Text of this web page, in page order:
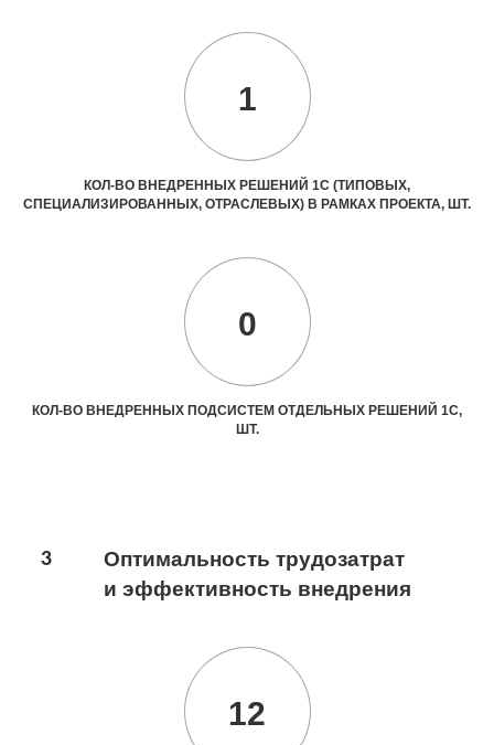
1
КОЛ-ВО ВНЕДРЕННЫХ РЕШЕНИЙ 1С (ТИПОВЫХ,
СПЕЦИАЛИЗИРОВАННЫХ, ОТРАСЛЕВЫХ) В РАМКАХ ПРОЕКТА, ШТ.
0
КОЛ-ВО ВНЕДРЕННЫХ ПОДСИСТЕМ ОТДЕЛЬНЫХ РЕШЕНИЙ 1С,
ШТ.
3
Оптимальность трудозатрат
и эффективность внедрения
12